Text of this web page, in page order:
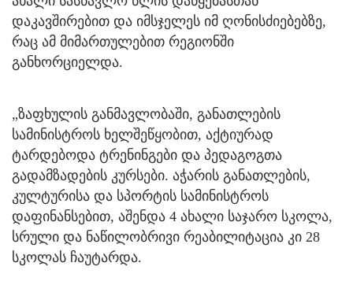
დაკავშირებით და იმსჯელეს იმ ღონისძიებებზე,
რაც ამ მიმართულებით რეგიონში
განხორციელდა.
„ზაფხულის განმავლობაში, განათლების
სამინისტროს ხელშეწყობით, აქტიურად
ტარდებოდა ტრენინგები და პედაგოგთა
გადამზადების კურსები. აჭარის განათლების,
კულტურისა და სპორტის სამინისტროს
დაფინანსებით, აშენდა 4 ახალი საჯარო სკოლა,
სრული და ნაწილობრივი რეაბილიტაცია კი 28
სკოლას ჩაუტარდა.